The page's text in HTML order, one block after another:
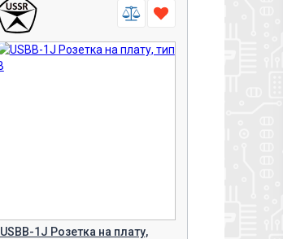
USBB-1J Розетка на плату,